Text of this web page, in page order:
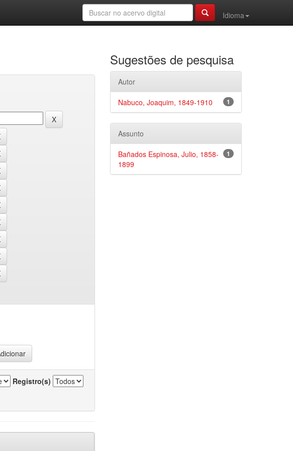
Idioma
Registro(s)
Sugestões de pesquisa
Autor
1
Nabuco, Joaquim, 1849-1910
Assunto
1
Bañados Espinosa, Julio, 1858-
1899